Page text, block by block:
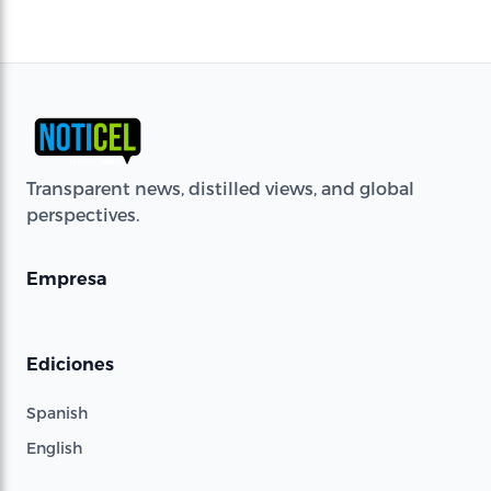
Transparent news, distilled views, and global
perspectives.
Empresa
Ediciones
Spanish
English